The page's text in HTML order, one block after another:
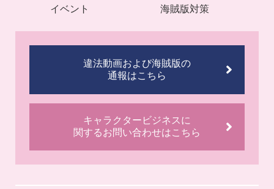
イベント 海賊版対策
違法動画および海賊版の
通報はこちら
キャラクタービジネスに
関するお問い合わせはこちら